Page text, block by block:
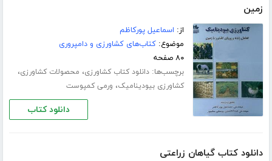
زمین
از: اسماعیل پورکاظم
موضوع:کتاب‌های کشاورزی و دامپروری
۸۰ صفحه
برچسب‌ها:دانلود کتاب کشاورزی، محصولات کشاورزی،
کشاورزی بیودینامیک، ورمی کمپوست
دانلود کتاب
دانلود کتاب گیاهان زراعتی